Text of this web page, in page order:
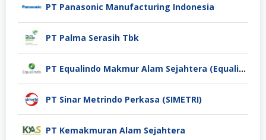
PT Panasonic Manufacturing Indonesia
PT Palma Serasih Tbk
PT Equalindo Makmur Alam Sejahtera (Equalindo Group)
PT Sinar Metrindo Perkasa (SIMETRI)
PT Kemakmuran Alam Sejahtera